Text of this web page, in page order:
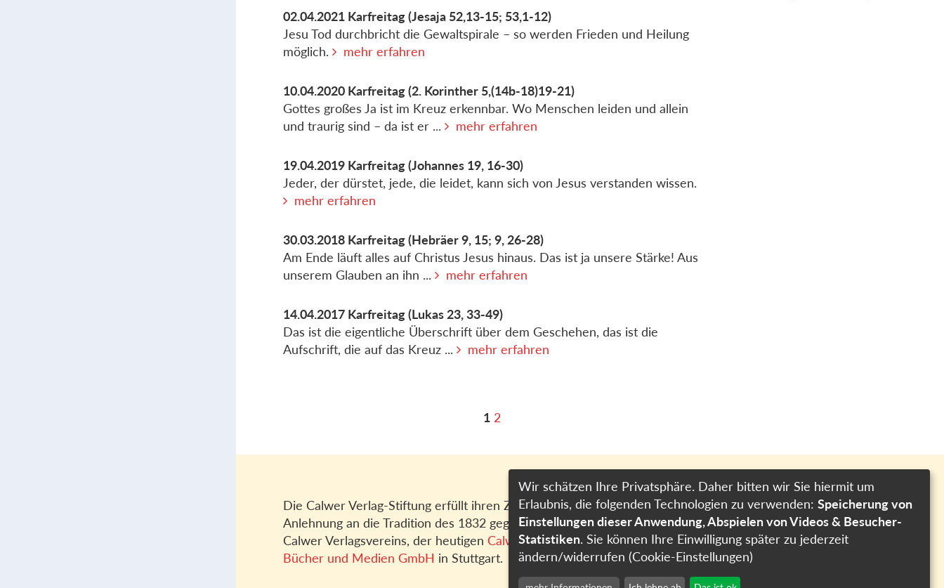
02.04.2021 Karfreitag(Jesaja 52,13-15; 53,1-12)
Jesu Tod durchbricht die Gewaltspirale – so werden Frieden und Heilung
möglich.
mehr erfahren
10.04.2020 Karfreitag(2. Korinther 5,(14b-18)19-21)
Gottes großes Ja ist im Kreuz erkennbar. Wo Menschen leiden und allein
und traurig sind – da ist er ...
mehr erfahren
19.04.2019 Karfreitag(Johannes 19, 16-30)
Jeder, der dürstet, jede, die leidet, kann sich von Jesus verstanden wissen.
mehr erfahren
30.03.2018 Karfreitag(Hebräer 9, 15; 9, 26-28)
Am Ende läuft alles auf Christus Jesus hinaus. Das ist ja unsere Stärke! Aus
unserem Glauben an ihn ...
mehr erfahren
14.04.2017 Karfreitag(Lukas 23, 33-49)
Das ist die eigentliche Überschrift über dem Geschehen, das ist die
Aufschrift, die auf das Kreuz ...
mehr erfahren
1 2
Die Calwer Verlag-Stiftung erfüllt ihren Zweck in
Anlehnung an die Tradition des 1832 gegründeten
Calwer Verlagsvereins, der heutigenCalwer Verlag
Bücher und Medien GmbH in Stuttgart.
Impressum
Datenschutzerklärung
Cookie-Einstellungen
Wir schätzen Ihre Privatsphäre. Daher bitten wir Sie hiermit um
Erlaubnis, die folgenden Technologien zu verwenden: Speicherung von
Einstellungen dieser Anwendung, Abspielen von Videos & Besucher-
Statistiken. Sie können Ihre Einwilligung später zu jederzeit
ändern/widerrufen (Cookie-Einstellungen)